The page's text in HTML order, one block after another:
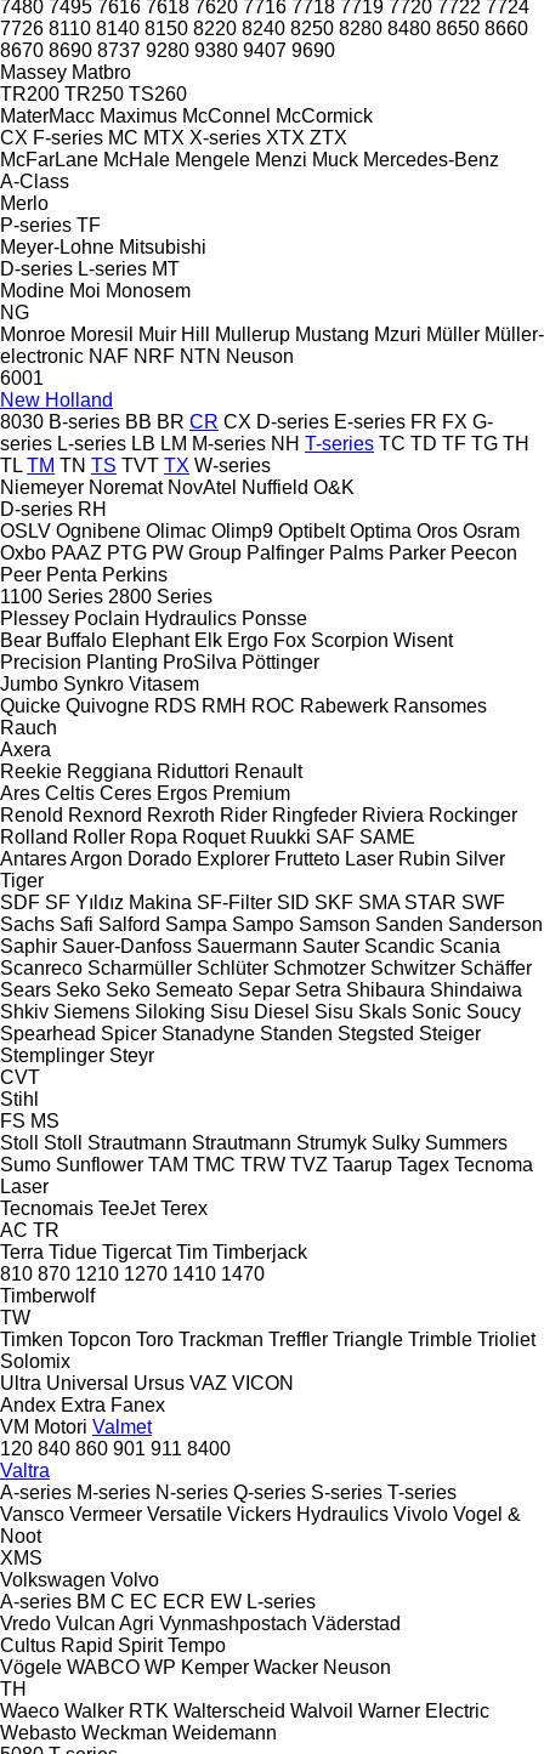
7480 7495 7616 7618 7620 7716 7718 7719 7720 7722 7724
7726 8110 8140 8150 8220 8240 8250 8280 8480 8650 8660
8670 8690 8737 9280 9380 9407 9690
Massey Matbro
TR200 TR250 TS260
MaterMacc Maximus McConnel McCormick
CX F-series MC MTX X-series XTX ZTX
McFarLane McHale Mengele Menzi Muck Mercedes-Benz
A-Class
Merlo
P-series TF
Meyer-Lohne Mitsubishi
D-series L-series MT
Modine Moi Monosem
NG
Monroe Moresil Muir Hill Mullerup Mustang Mzuri Müller Müller-
electronic NAF NRF NTN Neuson
6001
New Holland
8030 B-series BB BR CR CX D-series E-series FR FX G-
series L-series LB LM M-series NH T-series TC TD TF TG TH
TL TM TN TS TVT TX W-series
Niemeyer Noremat NovAtel Nuffield O&K
D-series RH
OSLV Ognibene Olimac Olimp9 Optibelt Optima Oros Osram
Oxbo PAAZ PTG PW Group Palfinger Palms Parker Peecon
Peer Penta Perkins
1100 Series 2800 Series
Plessey Poclain Hydraulics Ponsse
Bear Buffalo Elephant Elk Ergo Fox Scorpion Wisent
Precision Planting ProSilva Pöttinger
Jumbo Synkro Vitasem
Quicke Quivogne RDS RMH ROC Rabewerk Ransomes
Rauch
Axera
Reekie Reggiana Riduttori Renault
Ares Celtis Ceres Ergos Premium
Renold Rexnord Rexroth Rider Ringfeder Riviera Rockinger
Rolland Roller Ropa Roquet Ruukki SAF SAME
AntaresArgon Dorado Explorer Frutteto Laser Rubin Silver
Tiger
SDF SF Yıldız Makina SF-Filter SID SKF SMA STAR SWF
Sachs Safi Salford Sampa Sampo Samson Sanden Sanderson
Saphir Sauer-Danfoss Sauermann Sauter Scandic Scania
Scanreco Scharmüller Schlüter Schmotzer Schwitzer Schäffer
Sears Seko Seko Semeato Separ Setra Shibaura Shindaiwa
Shkiv Siemens Siloking Sisu Diesel Sisu Skals Sonic Soucy
Spearhead Spicer Stanadyne Standen Stegsted Steiger
Stemplinger Steyr
CVT
Stihl
FS MS
Stoll
Stoll Strautmann Strautmann Strumyk Sulky Summers
Sumo Sunflower TAM TMC TRW TVZ Taarup Tagex Tecnoma
Laser
Tecnomais TeeJet Terex
AC TR
Terra Tidue Tigercat Tim Timberjack
810 870 1210 1270 1410 1470
Timberwolf
TW
Timken Topcon Toro Trackman Treffler Triangle Trimble Trioliet
Solomix
Ultra Universal Ursus VAZ VICON
Andex Extra Fanex
VM Motori Valmet
120 840 860 901 911 8400
Valtra
A-series M-series N-series Q-series S-series T-series
Vansco Vermeer Versatile Vickers Hydraulics Vivolo Vogel &
Noot
XMS
Volkswagen Volvo
A-series BM C EC ECR EW L-series
Vredo Vulcan Agri Vynmashpostach Väderstad
Cultus Rapid Spirit Tempo
Vögele WABCO WP Kemper Wacker Neuson
TH
Waeco Walker RTK Walterscheid Walvoil Warner Electric
Webasto Weckman Weidemann